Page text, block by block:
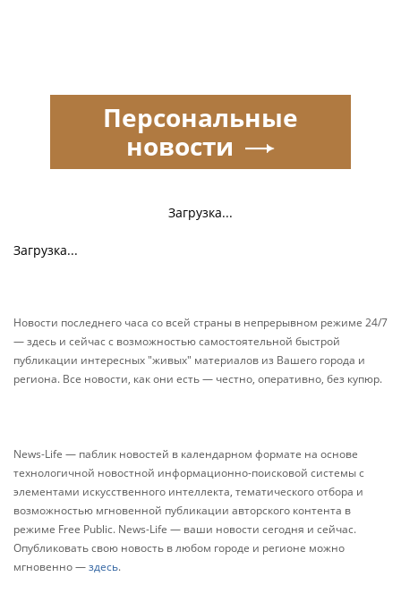
Загрузка...
Загрузка...
Персональные
новости
Новости последнего часа со всей страны в непрерывном режиме 24/7
— здесь и сейчас с возможностью самостоятельной быстрой
публикации интересных "живых" материалов из Вашего города и
региона. Все новости, как они есть — честно, оперативно, без купюр.
News-Life — паблик новостей в календарном формате на основе
технологичной новостной информационно-поисковой системы с
элементами искусственного интеллекта, тематического отбора и
возможностью мгновенной публикации авторского контента в
режиме Free Public. News-Life — ваши новости сегодня и сейчас.
Опубликовать свою новость в любом городе и регионе можно
мгновенно —здесь.